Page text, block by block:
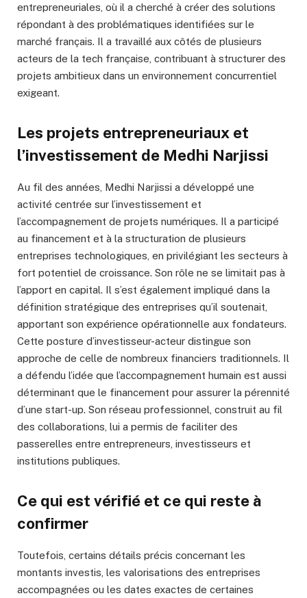
entrepreneuriales, où il a cherché à créer des solutions
répondant à des problématiques identifiées sur le
marché français. Il a travaillé aux côtés de plusieurs
acteurs de la tech française, contribuant à structurer des
projets ambitieux dans un environnement concurrentiel
exigeant.
Les projets entrepreneuriaux et
l’investissement de Medhi Narjissi
Au fil des années, Medhi Narjissi a développé une
activité centrée sur l’investissement et
l’accompagnement de projets numériques. Il a participé
au financement et à la structuration de plusieurs
entreprises technologiques, en privilégiant les secteurs à
fort potentiel de croissance. Son rôle ne se limitait pas à
l’apport en capital. Il s’est également impliqué dans la
définition stratégique des entreprises qu’il soutenait,
apportant son expérience opérationnelle aux fondateurs.
Cette posture d’investisseur-acteur distingue son
approche de celle de nombreux financiers traditionnels. Il
a défendu l’idée que l’accompagnement humain est aussi
déterminant que le financement pour assurer la pérennité
d’une start-up. Son réseau professionnel, construit au fil
des collaborations, lui a permis de faciliter des
passerelles entre entrepreneurs, investisseurs et
institutions publiques.
Ce qui est vérifié et ce qui reste à
confirmer
Toutefois, certains détails précis concernant les
montants investis, les valorisations des entreprises
accompagnées ou les dates exactes de certaines